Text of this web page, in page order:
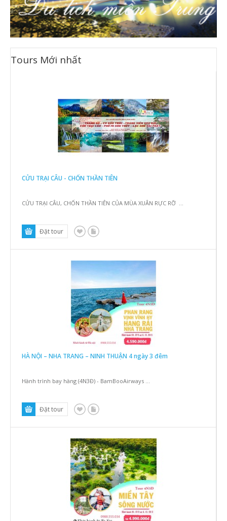
Tours Mới nhất
CỬU TRẠI CÂU - CHỐN THẦN TIÊN
CỬU TRẠI CÂU, CHỐN THẦN TIÊN CỦA MÙA XUÂN RỰC RỠ ...
HÀ NỘI – NHA TRANG – NINH THUẬN 4 ngày 3 đêm
Hành trình bay hàng (4N3Đ) - BamBooAirways ...